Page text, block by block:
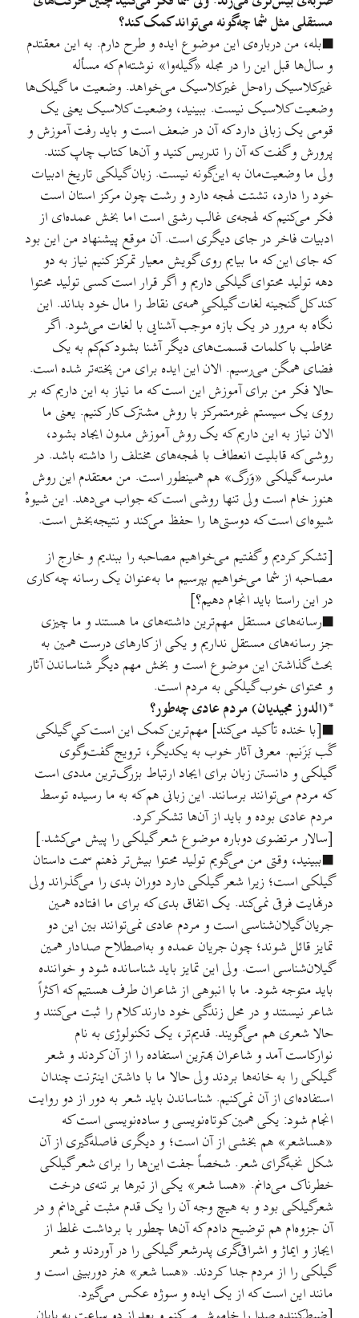
مستقلی مثل شما چه‌گونه می‌تواند کمک کند؟
■بله، من درباره‌ی این موضوع ایده و طرح دارم. به این معقتدم
و سال‌ها قبل این را در مجله «گیله‌وا» نوشته‌ام که مسأله
غیرکلاسیک راه‌حل غیرکلاسیک می‌خواهد. وضعیت ما گیلک‌ها
وضعیت کلاسیک نیست. ببینید، وضعیت کلاسیک یعنی یک
قومی یک زبانی دارد که آن در ضعف است و باید رفت آموزش و
پرورش و گفت که آن را تدریس کنید و آن‌ها کتاب چاپ کنند.
ولی ما وضعیت‌مان به این‌گونه نیست. زبان گیلکی تاریخ ادبیات
خود را دارد، تشتت لهجه دارد و رشت چون مرکز استان است
فکر می‌کنیم که لهجه‌ی غالب رشتی است اما بخش عمده‌ای از
ادبیات فاخر در جای دیگری است. آن موقع پیشنهاد من این بود
که جای این که ما بیایم روی گویش معیار تمرکز کنیم نیاز به دو
دهه تولید محتوای گیلکی داریم و اگر قرار است کسی تولید محتوا
کند کل گنجینه لغات گیلکیِ همه‌ی نقاط را مال خود بداند. این
نگاه به مرور در یک بازه موجب آشنایی با لغات می‌شود. اگر
مخاطب با کلمات قسمت‌های دیگر آشنا بشود کم‌کم به یک
فضای همگن می‌رسیم. الان این ایده برای من پخته‌تر شده است.
حالا فکر من برای آموزش این است که ما نیاز به این داریم که بر
روی یک سیستم غیرمتمرکز با روش مشترک کار کنیم. یعنی ما
الان نیاز به این داریم که یک روش آموزش مدون ایجاد بشود،
روشی که قابلیت انعطاف با لهجه‌های مختلف را داشته باشد. در
مدرسه گیلکی «وَرگ» هم همینطور است. من معتقدم این روش
هنوز خام است ولی تنها روشی است که جواب می‌دهد. این شیوهْ
شیوه‌ای است که دوستی‌ها را حفظ می‌کند و نتیجه‌بخش است.
[تشکر کردیم و گفتیم می‌خواهیم مصاحبه را ببندیم و خارج از
مصاحبه از شما می‌خواهیم بپرسیم ما به‌عنوان یک رسانه چه کاری
در این راستا باید انجام دهیم؟]
■رسانه‌های مستقل مهم‌ترین داشته‌های ما هستند و ما چیزی
جز رسانه‌های مستقل نداریم و یکی از کارهای درست همین به
بحث گذاشتن این موضوع است و بخش مهم دیگر شناساندن آثار
و محتوای خوب گیلکی به مردم است.
*(الدوز مجیدیان) مردم عادی چه‌طور؟
■[با خنده تأکید می‌کند] مهم‌ترین کمک این است کي گیلکی
گَب بَزَنیم. معرفی آثار خوب به یکدیگر، ترویج گفت‌وگوی
گیلکی و دانستن زبان برای ایجاد ارتباط بزرگ‌ترین مددی است
که مردم می‌توانند برسانند. این زبانی هم که به ما رسیده توسط
مردم عادی بوده و باید از آن‌ها تشکر کرد.
[سالار مرتضوی دوباره موضوع شعر گیلکی را پیش می‌کشد.]
■ببینید، وقتی من می‌گویم تولید محتوا بیش‌تر ذهنم سمت داستان
گیلکی است؛ زیرا شعر گیلکی دارد دوران بدی را می‌گذراند ولی
درنهایت فرقی نمی‌کند. یک اتفاق بدی که برای ما افتاده همین
جریان گیلان‌شناسی است و مردم عادی نمی‌توانند بین این دو
تمایز قائل شوند؛ چون جریان عمده و به‌اصطلاح صدادار همین
گیلان‌شناسی است. ولی این تمایز باید شناسانده شود و خواننده
باید متوجه شود. ما با انبوهی از شاعران طرف هستیم که اکثراً
شاعر نیستند و در محل زندگی خود دارند کلام را ثبت می‌کنند و
حالا شعری هم می‌گویند. قدیم‌تر، یک تکنولوژی به نام
نوارکاست آمد و شاعران بهترین استفاده را از آن کردند و شعر
گیلکی را به خانه‌ها بردند ولی حالا ما با داشتن اینترنت چندان
استفاده‌ای از آن نمی‌کنیم. شناساندن باید شعر به دور از دو روایت
انجام شود: یکی همین کوتاه‌نویسی و ساده‌نویسی است که
«هساشعر» هم بخشی از آن است؛ و دیگری فاصله‌گیری از آن
شکل نخبه‌گرای شعر. شخصاً جفت این‌ها را برای شعر گیلکی
خطرناک می‌دانم. «هسا شعر» یکی از تبرها بر تنه‌ی درخت
شعرگیلکی بود و به هیچ وجه آن را یک قدم مثبت نمی‌دانم و در
آن جزوه‌ام هم توضیح دادم که آن‌ها چطور با برداشت غلط از
ایجاز و ایماژ و اشراقی‌گری پدرشعر گیلکی را در آوردند و شعر
گیلکی را از مردم جدا کردند. «هسا شعر» هنر دوربینی است و
مانند این است که از یک ایده و سوژه عکس می‌گیرد.